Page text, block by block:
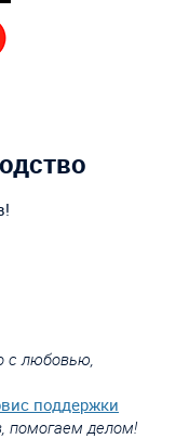
с любовью,
поддержки
помогаем делом!